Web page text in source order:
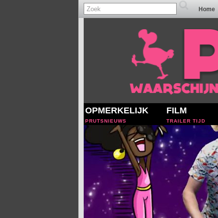
Home
OPMERKELIJK
PRUTSNIEUWS
FILM
TRAILER TIJD